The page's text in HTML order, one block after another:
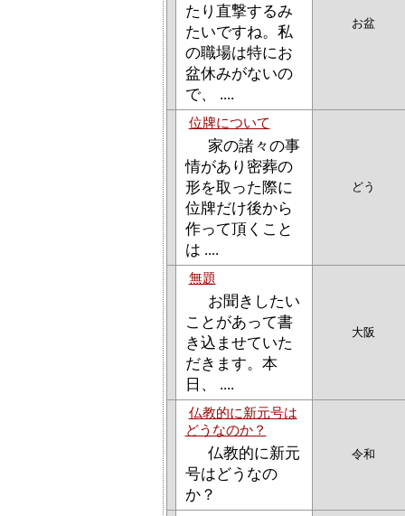
たり直撃するみ
たいですね。私
の職場は特にお
盆休みがないの
で、 ....
お盆
位牌について
家の諸々の事
情があり密葬の
形を取った際に
位牌だけ後から
作って頂くこと
は ....
どう
無題
お聞きしたい
ことがあって書
き込ませていた
だきます。本
日、 ....
大阪
仏教的に新元号は
どうなのか？
仏教的に新元
号はどうなの
か？
令和